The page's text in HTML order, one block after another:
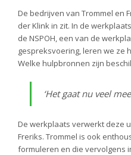
De bedrijven van Trommel en
der Klink in zit. In de
de NSPOH, een van de
gespreksvoering, leren we ze
Welke hulpbronnen zijn
‘Het gaat nu veel
De werkplaats verwerkt deze
Freriks. Trommel is ook
formuleren en die vervolgens